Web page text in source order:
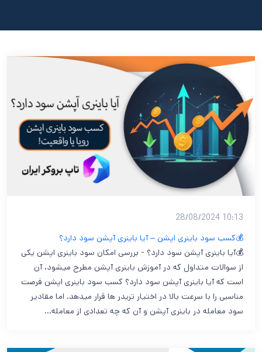
10:13 28/08/2024
💰کسب سود باینری اپشن – آیا باینری آپشن سود دارد؟
💰آیا باینری آپشن سود دارد؟ - بررسی امکان سود باینری اپشن یکی
از سوالات متداول که در آموزش باینری آپشن مطرح میشود، آن
است که آیا باینری آپشن سود دارد؟ کسب سود باینری اپشن فرصت
مناسبی را با سرعت بالا در اختیار تریدر ها قرار میدهد. اما مقادیر
سود معامله در باینری آپشن و آن که چه تعدادی از معامله…